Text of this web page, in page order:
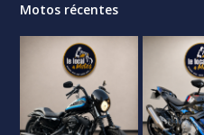
Motos récentes